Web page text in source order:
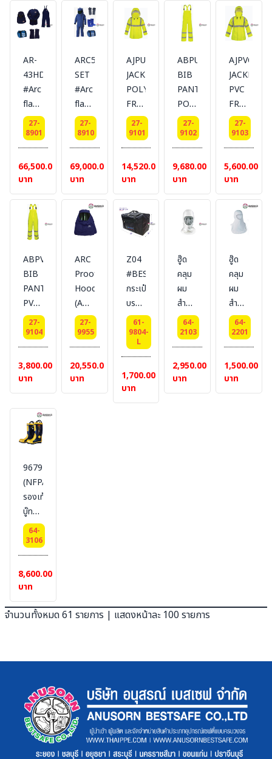
[เสื้อ
คลุม
ยาว]
LAKELAND
คลุม]
#
LAKELAND
[กางเกง]
#
LAKELAND
LAKELAND
[ปลอก
ขา] #
AR-
43HD
#Arc
flash
protective
Suit
แบบ
Set
43
cal/cm2
[แบบ
ครบ
ชุด]
LAKELAND
27-
8901
66,500.00
บาท
ARC53
SET
#Arc
flash
protective
Suit
แบบ
Set
53
cal/cm2
[แบบ
ครบ
ชุด]
LAKELAND
27-
8910
69,000.00
บาท
AJPU10LY
JACKTET
POLYURETHANE
FR/ARC
RATED
RAINWEAR
COAT
[เสื้อ
คลุม]
#
LAKELAND
27-
9101
14,520.00
บาท
ABPU10LY
BIB
PANT
POLYURETHANE
FR/ARC
RATED
RAINWEAR
PANTS
[กางเกง]
#
27-
9102
9,680.00
บาท
JACKET
PVC
FR/ARC
RATED
[เสื้อ
คลุม]
27-
9103
5,600.00
บาท
ABPVC10LY
BIB
PANT
PVC
FR/ARC
RATED
RAINWEAR
[กางเกง]
LAKELAND
27-
9104
3,800.00
บาท
ARC
Proof
Hood
(AR48-
HD-
DH)
[ฮู๊ด]
#
LAKELAND
27-
9955
20,550.00
บาท
Z04
#BESTSAFE
กระเป๋า
บรรจุ
สินค้า
บรรจุ
ชุด
#L
61-
9804-
L
1,700.00
บาท
ฮู๊ด
คลุม
ผม
สำหรับ
ผจญ
เพลิง
ผ้ากัน
ไฟ-
กระแส
ไฟฟ้า
–
: UL
,NFPA
1971
64-
2103
2,950.00
บาท
ฮู๊ด
คลุม
ผม
สำหรับ
ผจญ
เพลิง
ผ้ากัน
ไฟ-
กระแส
ไฟฟ้า
BESTSAFE
64-
2201
1,500.00
บาท
9679
(NFPA)
รองเท้า
บู๊ทยา
งดับ
เพลิง
HARVIK
# สูง
16
นิ้ว
64-
3106
8,600.00
บาท
จำนวนทั้งหมด 61 รายการ | แสดงหน้าละ 100 รายการ